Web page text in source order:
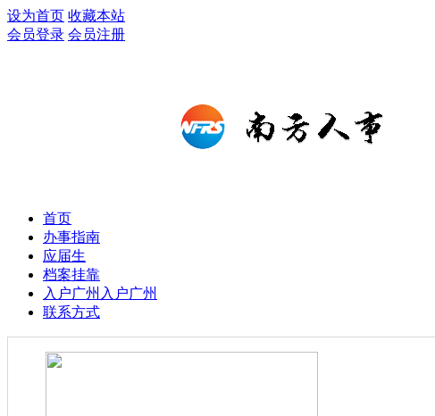
设为首页 收藏本站
会员登录 会员注册
首页
办事指南
应届生
档案挂靠
入户广州 入户广州
联系方式